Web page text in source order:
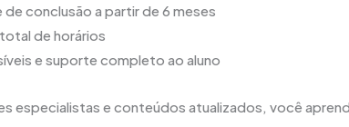
de conclusão a partir de 6 meses
de horários
e suporte completo ao aluno
especialistas e conteúdos atualizados, você